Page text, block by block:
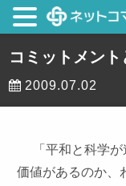
コミットメン
2009.07.02
「平和と科学が
価値があるのか、